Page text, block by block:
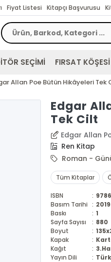
Fiyat Listesi Kitapçı Başvurusu
SEÇİMİ FIRSAT KÖŞESİ
Allan Poe Bütün Hikâyeleri Tek
Edgar
Tek Cilt
Edgar Allan
Ren Kitap
Roman -
Tüm Kitaplar
ISBN :
Basım Tarihi :
Baskı
: 1
Sayfa Sayısı
: 880
Boyut
:
Kapak
:
Kağıt
:
Yayın Dili
: